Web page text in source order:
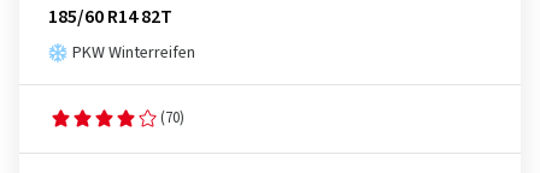
185/60 R14 82T
PKW Winterreifen
(70)